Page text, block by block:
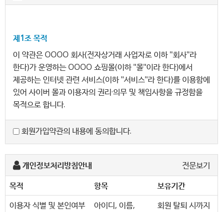
제1조 목적
이 약관은 OOOO 회사(전자상거래 사업자로 이하 "회사"라
한다)가 운영하는 OOOO 쇼핑몰(이하 "몰"이라 한다)에서
제공하는 인터넷 관련 서비스(이하 "서비스"라 한다)를 이용함에
있어 사이버 몰과 이용자의 권리·의무 및 책임사항을 규정함을
목적으로 합니다.
※「PC통신, 무선 등을 이용하는 전자상거래에 대해서도 그
성질에 반하지 않는 한 이 약관을 준용합니다.」
제2조 정의
"몰" 이란 "회사"가 재화 또는 용역(이하 "재화 등" 이라
함)을 이용자에게 제공하기 위하여 컴퓨터등
정보통신설비를 이용하여 재화 등을 거래할 수 있도록
회원가입약관의 내용에 동의합니다.
전문보기
개인정보처리방침안내
목적
항목
보유기간
이용자 식별 및 본인여부
아이디, 이름,
회원 탈퇴 시까지